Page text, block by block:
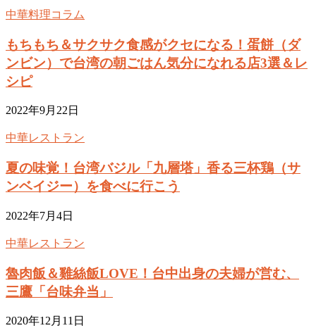
中華料理コラム
もちもち＆サクサク食感がクセになる！蛋餅（ダ
ンビン）で台湾の朝ごはん気分になれる店3選＆レ
シピ
2022年9月22日
中華レストラン
夏の味覚！台湾バジル「九層塔」香る三杯鶏（サ
ンベイジー）を食べに行こう
2022年7月4日
中華レストラン
魯肉飯＆雞絲飯LOVE！台中出身の夫婦が営む、
三鷹「台味弁当」
2020年12月11日